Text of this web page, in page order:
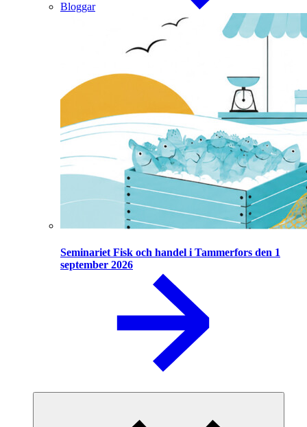
Bloggar
Seminariet Fisk och handel i Tammerfors den 1
september 2026